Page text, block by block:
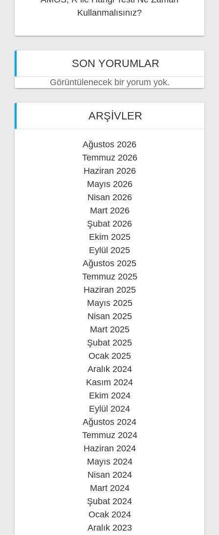
Kullanmalısınız?
SON YORUMLAR
Görüntülenecek bir yorum yok.
ARŞIVLER
Ağustos 2026
Temmuz 2026
Haziran 2026
Mayıs 2026
Nisan 2026
Mart 2026
Şubat 2026
Ekim 2025
Eylül 2025
Ağustos 2025
Temmuz 2025
Haziran 2025
Mayıs 2025
Nisan 2025
Mart 2025
Şubat 2025
Ocak 2025
Aralık 2024
Kasım 2024
Ekim 2024
Eylül 2024
Ağustos 2024
Temmuz 2024
Haziran 2024
Mayıs 2024
Nisan 2024
Mart 2024
Şubat 2024
Ocak 2024
Aralık 2023